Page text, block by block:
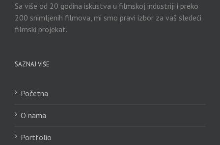
Sa više od 20 godina iskustva u filmskoj industriji i preko
200 snimljenih filmova, mi smo pravi izbor za vaš sledeći
filmski projekat.
SAZNAJ VIŠE
Početna
O nama
Portfolio